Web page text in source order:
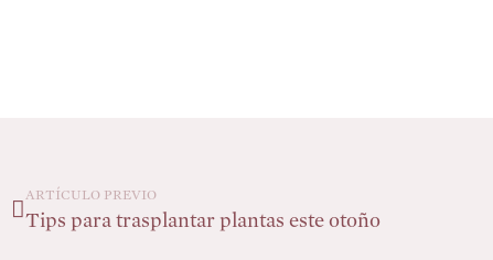
ARTÍCULO PREVIO
Tips para trasplantar plantas este otoño